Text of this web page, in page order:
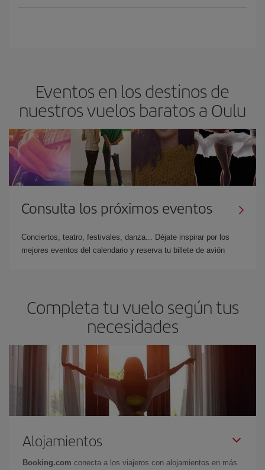
Eventos en los destinos de
nuestros vuelos baratos a Oulu
Consulta los próximos eventos
Conciertos, teatro, festivales, danza... Déjate inspirar por los
mejores eventos del calendario y reserva tu billete de avión
Completa tu vuelo según tus
necesidades
Alojamientos
Booking.com conecta a los viajeros con alojamientos en más